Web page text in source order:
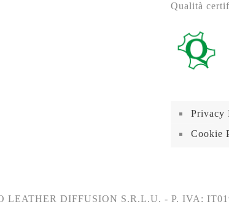
Qualità
Privacy
Cookie
LEATHER DIFFUSION S.R.L.U. - P. IVA: